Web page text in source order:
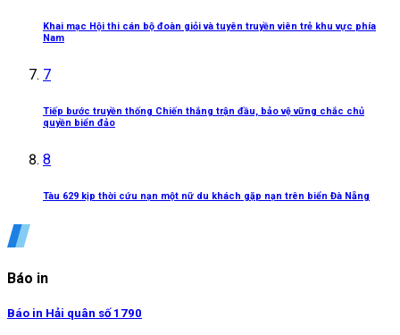
Khai mạc Hội thi cán bộ đoàn giỏi và tuyên truyền viên trẻ khu vực phía
Nam
7
Tiếp bước truyền thống Chiến thắng trận đầu, bảo vệ vững chắc chủ
quyền biển đảo
8
Tàu 629 kịp thời cứu nạn một nữ du khách gặp nạn trên biển Đà Nẵng
Báo in
Báo in Hải quân số 1790